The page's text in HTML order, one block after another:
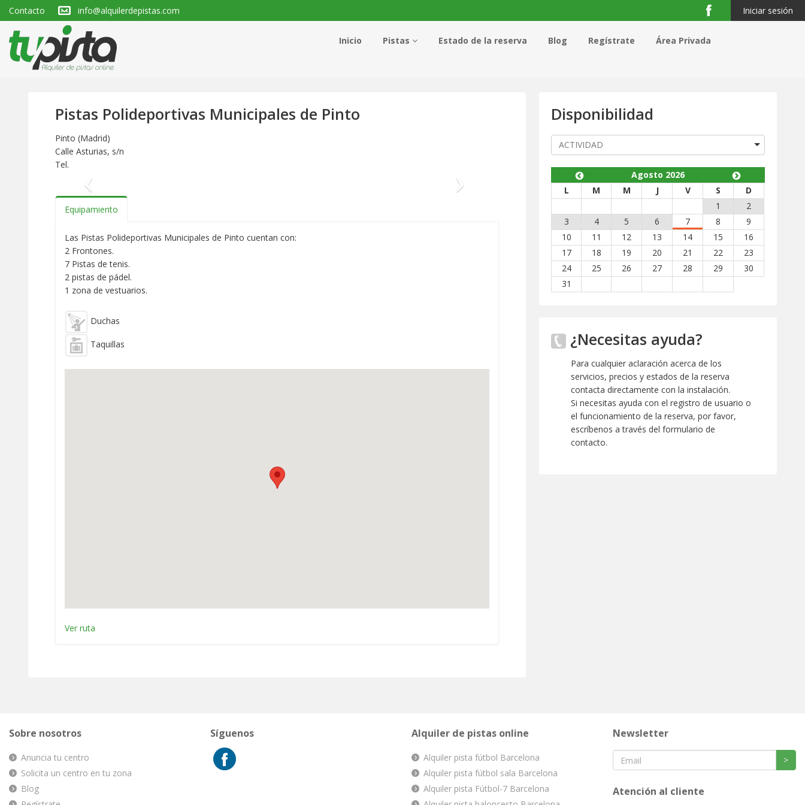
Contacto info@alquilerdepistas.com Iniciar sesión
Inicio Pistas Estado de la reserva Blog Regístrate Área Privada
Pistas Polideportivas Municipales de Pinto
Pinto (Madrid)
Calle Asturias, s/n
Tel.
Anterior
Equipamiento
Las Pistas Polideportivas Municipales de Pinto cuentan con:
2 Frontones.
7 Pistas de tenis.
2 pistas de pádel.
1 zona de vestuarios.
Duchas
Taquillas
Ver ruta
Disponibilidad
Agosto 2026
L
M M J V S
D
1
2
3
4 5 6 7 8
9
10
11 12 13 14 15
16
17
18 19 20 21 22
23
24
25 26 27 28 29
30
31
¿Necesitas ayuda?
Para cualquier aclaración acerca de los
servicios, precios y estados de la reserva
contacta directamente con la instalación.
Si necesitas ayuda con el registro de usuario o
el funcionamiento de la reserva, por favor,
escríbenos a través del formulario de
contacto.
Sobre nosotros
Anuncia tu centro
Solicita un centro en tu zona
Blog
Síguenos Alquiler de pistas online
Alquiler pista fútbol Barcelona
Alquiler pista fútbol sala Barcelona
Alquiler pista Fútbol-7 Barcelona
Newsletter
>
Atención al cliente